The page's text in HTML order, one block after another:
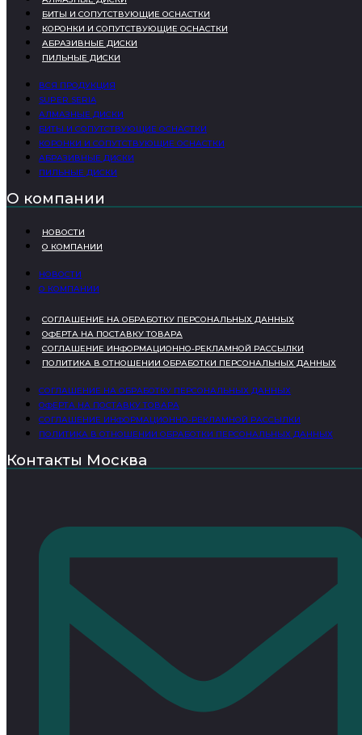
БИТЫ И СОПУТСТВУЮЩИЕ ОСНАСТКИ
КОРОНКИ И СОПУТСТВУЮЩИЕ ОСНАСТКИ
АБРАЗИВНЫЕ ДИСКИ
ПИЛЬНЫЕ ДИСКИ
ВСЯ ПРОДУКЦИЯ
SUPER SERIA
АЛМАЗНЫЕ ДИСКИ
БИТЫ И СОПУТСТВУЮЩИЕ ОСНАСТКИ
КОРОНКИ И СОПУТСТВУЮЩИЕ ОСНАСТКИ
АБРАЗИВНЫЕ ДИСКИ
ПИЛЬНЫЕ ДИСКИ
О компании
НОВОСТИ
О КОМПАНИИ
НОВОСТИ
О КОМПАНИИ
СОГЛАШЕНИЕ НА ОБРАБОТКУ ПЕРСОНАЛЬНЫХ ДАННЫХ
ОФЕРТА НА ПОСТАВКУ ТОВАРА
СОГЛАШЕНИЕ ИНФОРМАЦИОННО-РЕКЛАМНОЙ РАССЫЛКИ
ПОЛИТИКА В ОТНОШЕНИИ ОБРАБОТКИ ПЕРСОНАЛЬНЫХ ДАННЫХ
СОГЛАШЕНИЕ НА ОБРАБОТКУ ПЕРСОНАЛЬНЫХ ДАННЫХ
ОФЕРТА НА ПОСТАВКУ ТОВАРА
СОГЛАШЕНИЕ ИНФОРМАЦИОННО-РЕКЛАМНОЙ РАССЫЛКИ
ПОЛИТИКА В ОТНОШЕНИИ ОБРАБОТКИ ПЕРСОНАЛЬНЫХ ДАННЫХ
Контакты Москва